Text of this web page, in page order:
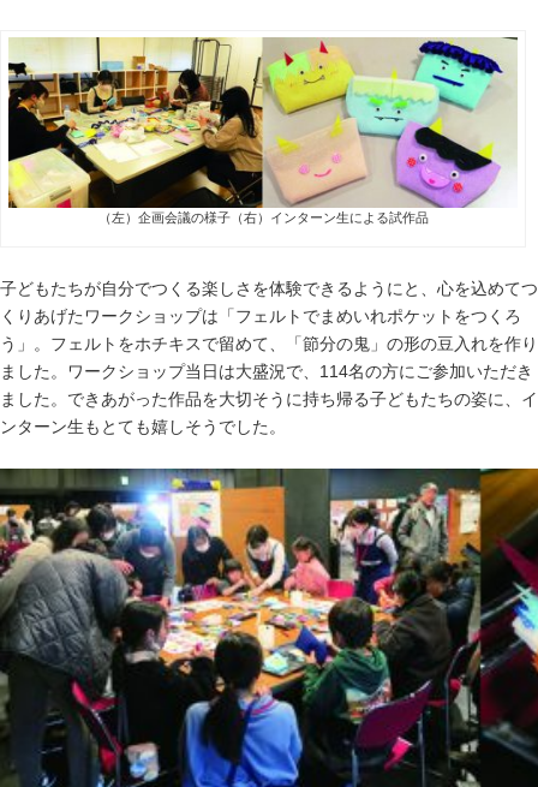
（左）企画会議の様子（右）インターン生による試作品
子どもたちが自分でつくる楽しさを体験できるようにと、心を込めてつ
くりあげたワークショップは「フェルトでまめいれポケットをつくろ
う」。フェルトをホチキスで留めて、「節分の鬼」の形の豆入れを作り
ました。ワークショップ当日は大盛況で、 114名の方にご参加いただき
ました。できあがった作品を大切そうに持ち帰る子どもたちの姿に、イ
ンターン生もとても嬉しそうでした。